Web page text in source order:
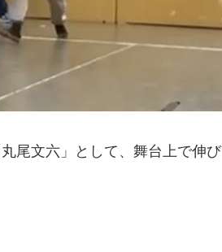
尾文六」として、舞台上で伸び